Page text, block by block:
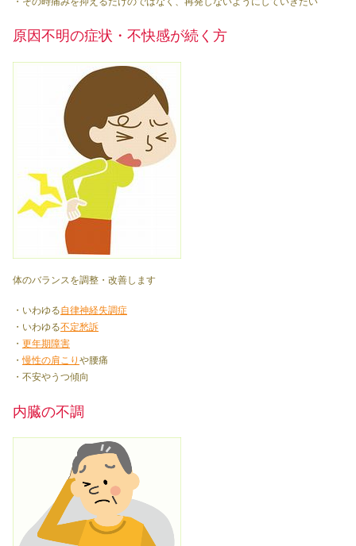
原因不明の症状・不快感が続く方
体のバランスを調整・改善します
・いわゆる自律神経失調症
・いわゆる不定愁訴
・ 更年期障害
・慢性の肩こり や腰痛
・不安やうつ傾向
内臓の不調